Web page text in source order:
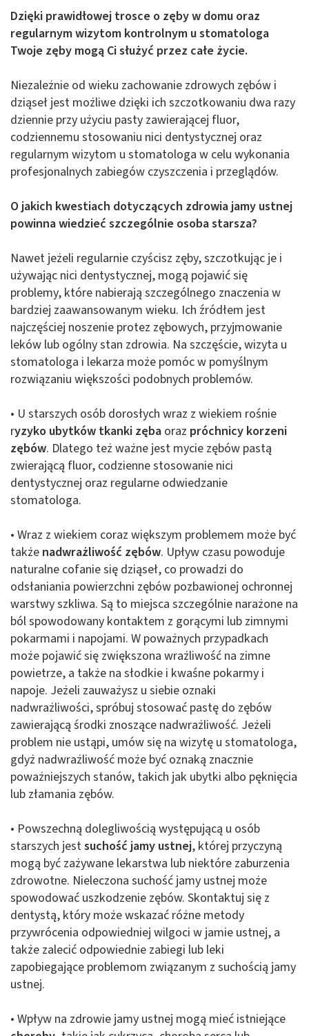
Dzięki prawidłowej trosce o zęby w domu oraz
regularnym wizytom kontrolnym u stomatologa
Twoje zęby mogą Ci służyć przez całe życie.
Niezależnie od wieku zachowanie zdrowych zębów i
dziąseł jest możliwe dzięki ich szczotkowaniu dwa razy
dziennie przy użyciu pasty zawierającej fluor,
codziennemu stosowaniu nici dentystycznej oraz
regularnym wizytom u stomatologa w celu wykonania
profesjonalnych zabiegów czyszczenia i przeglądów.
O jakich kwestiach dotyczących zdrowia jamy ustnej
powinna wiedzieć szczególnie osoba starsza?
Nawet jeżeli regularnie czyścisz zęby, szczotkując je i
używając nici dentystycznej, mogą pojawić się
problemy, które nabierają szczególnego znaczenia w
bardziej zaawansowanym wieku. Ich źródłem jest
najczęściej noszenie protez zębowych, przyjmowanie
leków lub ogólny stan zdrowia. Na szczęście, wizyta u
stomatologa i lekarza może pomóc w pomyślnym
rozwiązaniu większości podobnych problemów.
• U starszych osób dorosłych wraz z wiekiem rośnie
ryzyko ubytków tkanki zęba oraz próchnicy korzeni
zębów. Dlatego też ważne jest mycie zębów pastą
zwierającą fluor, codzienne stosowanie nici
dentystycznej oraz regularne odwiedzanie
stomatologa.
• Wraz z wiekiem coraz większym problemem może być
także nadwrażliwość zębów. Upływ czasu powoduje
naturalne cofanie się dziąseł, co prowadzi do
odsłaniania powierzchni zębów pozbawionej ochronnej
warstwy szkliwa. Są to miejsca szczególnie narażone na
ból spowodowany kontaktem z gorącymi lub zimnymi
pokarmami i napojami. W poważnych przypadkach
może pojawić się zwiększona wrażliwość na zimne
powietrze, a także na słodkie i kwaśne pokarmy i
napoje. Jeżeli zauważysz u siebie oznaki
nadwrażliwości, spróbuj stosować pastę do zębów
zawierającą środki znoszące nadwrażliwość. Jeżeli
problem nie ustąpi, umów się na wizytę u stomatologa,
gdyż nadwrażliwość może być oznaką znacznie
poważniejszych stanów, takich jak ubytki albo pęknięcia
lub złamania zębów.
• Powszechną dolegliwością występującą u osób
starszych jestsuchość jamy ustnej, której przyczyną
mogą być zażywane lekarstwa lub niektóre zaburzenia
zdrowotne. Nieleczona suchość jamy ustnej może
spowodować uszkodzenie zębów. Skontaktuj się z
dentystą, który może wskazać różne metody
przywrócenia odpowiedniej wilgoci w jamie ustnej, a
także zalecić odpowiednie zabiegi lub leki
zapobiegające problemom związanym z suchością jamy
ustnej.
• Wpływ na zdrowie jamy ustnej mogą mieć istniejące